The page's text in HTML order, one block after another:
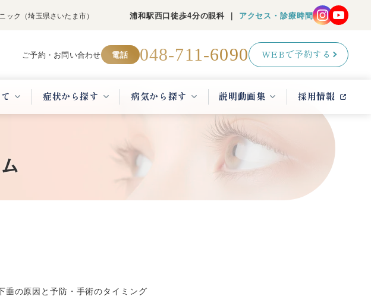
ク（埼玉県さいたま市） 浦和駅西口徒歩4分の眼科 ｜ アクセス・診療時間
ご予約・お問い合わせ 電話 048-711-6090 WEBで予約する
症状から探す 病気から探す 説明動画集 採用情報
垂の原因と予防・手術のタイミング